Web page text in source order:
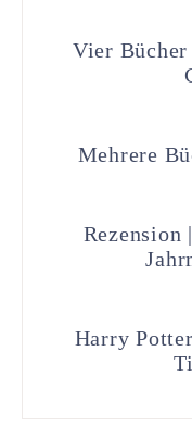
Vier
Mehrere
Rezension
Harry